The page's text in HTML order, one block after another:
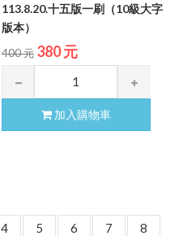
113.8.20.十五版一刷（10級大字
版本）
400 元 380 元
加入購物車
4 5 6 7 8